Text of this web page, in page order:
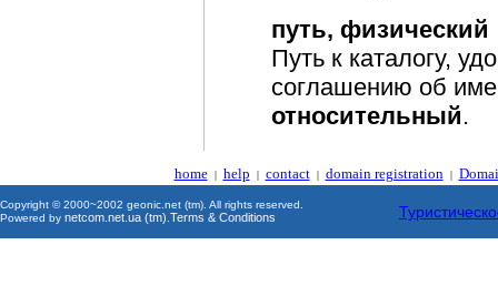
путь, физический
Путь к каталогу,
соглашению об
относительный.
home| help | contact| domain registration |
Copyright © 2000~2002 geonic.net (tm). All rights reserved.
Powered by netcom.net.ua (tm) Terms & Conditions